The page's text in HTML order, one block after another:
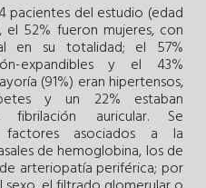
pacientes del estudio (edad
52% fueron mujeres, con
en su totalidad; el 57%
expandibles y el 43%
(91%) eran hipertensos,
y un 22% estaban
fibrilación auricular. Se
asociados a la
de hemoglobina, los de
arteriopatía periférica; por